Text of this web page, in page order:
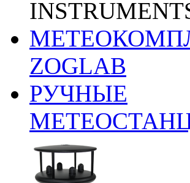
ZOGLAB
РУЧНЫЕ